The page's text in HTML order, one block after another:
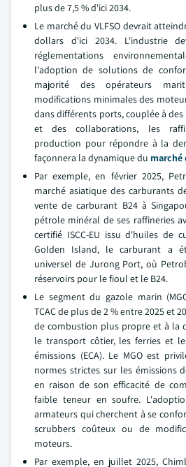
plus de 7,5 % d'ici 2034.
Le marché du VLFSO devrait
dollars d'ici 2034. L'industrie
réglementations
l'adoption de solutions de
majorité des opérateurs
modifications minimales des
dans différents ports, couplée à
et des collaborations, les
production pour répondre à la
façonnera la dynamique du marché
Par exemple, en février 2025,
marché asiatique des carburants
vente de carburant B24 à
pétrole minéral de ses raffineries
certifié ISCC-EU issu d'huiles de
Golden Island, le carburant a
universel de Jurong Port, où
réservoirs pour le fioul et le B24.
Le segment du gazole marin
TCAC de plus de 2 % entre 2025 et
de combustion plus propre et à la
le transport côtier, les ferries et
émissions (ECA). Le MGO est
normes strictes sur les émissions
en raison de son efficacité de
faible teneur en soufre.
armateurs qui cherchent à se
scrubbers coûteux ou de
moteurs.
Par exemple, en juillet 2025,